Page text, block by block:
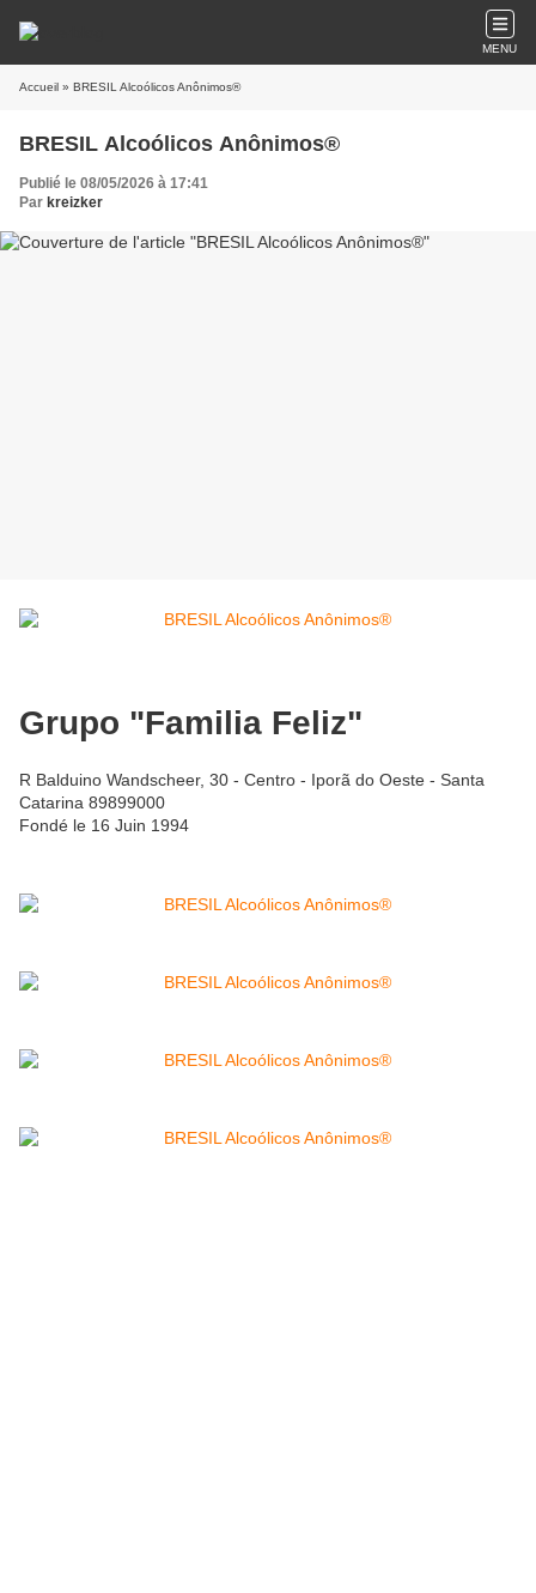
MENU
Accueil » BRESIL Alcoólicos Anônimos®
BRESIL Alcoólicos Anônimos®
Publié le 08/05/2026 à 17:41
Par kreizker
Grupo "Familia Feliz"
R Balduino Wandscheer, 30 - Centro - Iporã do Oeste - Santa
Catarina 89899000
Fondé le 16 Juin 1994